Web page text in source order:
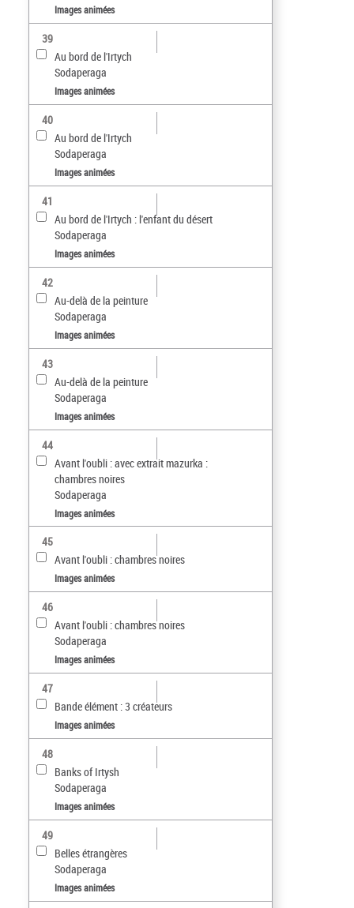
Images animées
39
Au bord de l'Irtych
Sodaperaga
Images animées
40
Au bord de l'Irtych
Sodaperaga
Images animées
41
Au bord de l'Irtych : l'enfant du désert
Sodaperaga
Images animées
42
Au-delà de la peinture
Sodaperaga
Images animées
43
Au-delà de la peinture
Sodaperaga
Images animées
44
Avant l'oubli : avec extrait mazurka :
chambres noires
Sodaperaga
Images animées
45
Avant l'oubli : chambres noires
Images animées
46
Avant l'oubli : chambres noires
Sodaperaga
Images animées
47
Bande élément : 3 créateurs
Images animées
48
Banks of Irtysh
Sodaperaga
Images animées
49
Belles étrangères
Sodaperaga
Images animées